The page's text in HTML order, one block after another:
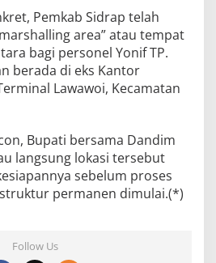
Pemkab Sidrap telah
area” atau tempat
bagi personel Yonif TP.
berada di eks Kantor
Lawawoi, Kecamatan
Bupati bersama Dandim
langsung lokasi tersebut
sebelum proses
permanen dimulai.(*)
Follow Us